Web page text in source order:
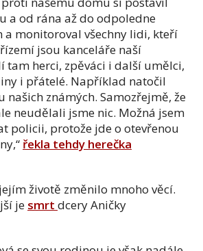
a od rána až do odpoledne
a monitoroval všechny lidi, kteří
jsou kanceláře naší
tam herci, zpěváci i další umělci,
i přátelé. Například natočil
našich známých. Samozřejmě, že
neudělali jsme nic. Možná jsem
policii, protože jde o otevřenou
řekla tehdy herečka
životě změnilo mnoho věcí.
je smrt dcery Aničky